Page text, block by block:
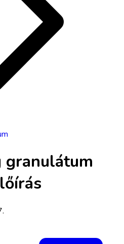
granulátum